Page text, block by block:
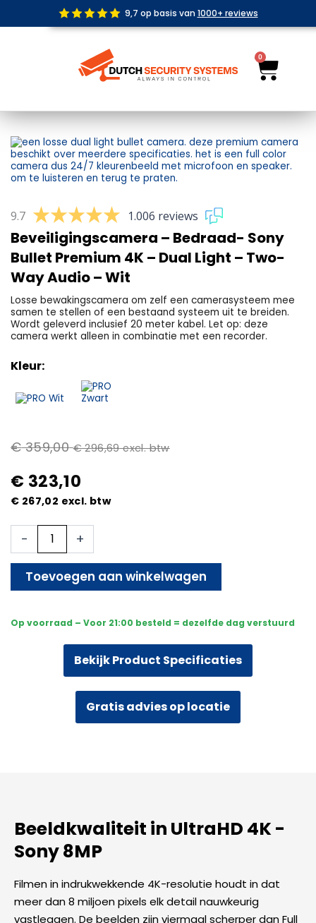
de
9,7 op basis van 1000+ reviews
0
9.7 1.006 reviews
Beveiligingscamera – Bedraad- Sony
Bullet Premium 4K – Dual Light – Two-
Way Audio – Wit
Losse bewakingscamera om zelf een camerasysteem mee
samen te stellen of een bestaand systeem uit te breiden.
Wordt geleverd inclusief 20 meter kabel. Let op: deze
camera werkt alleen in combinatie met een recorder.
Kleur:
€359,00 €296,69excl. btw
€ 323,10
€ 267,02 excl. btw
-
Beveiligingscamera
Sony
Bullet
-
+
Toevoegen aan winkelwagen
Op voorraad – Voor 21:00 besteld = dezelfde dag verstuurd
Bekijk Product Specificaties
Gratis advies op locatie
Beeldkwaliteit in UltraHD 4K -
Sony 8MP​
Filmen in indrukwekkende 4K-resolutie houdt in dat
meer dan 8 miljoen pixels elk detail nauwkeurig
vastleggen. De beelden zijn viermaal scherper dan Full